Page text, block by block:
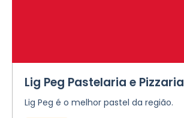
Lig Peg Pastelaria e Pizzaria
Lig Peg é o melhor pastel da região.